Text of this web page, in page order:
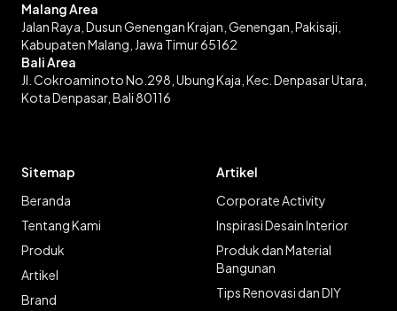
Malang Area
Jalan Raya, Dusun Genengan Krajan, Genengan, Pakisaji,
Kabupaten Malang, Jawa Timur 65162
Bali Area
Jl. Cokroaminoto No.298, Ubung Kaja, Kec. Denpasar Utara,
Kota Denpasar, Bali 80116
Sitemap
Beranda
Tentang Kami
Produk
Artikel
Brand
Artikel
Corporate Activity
Inspirasi Desain Interior
Produk dan Material
Bangunan
Tips Renovasi dan DIY